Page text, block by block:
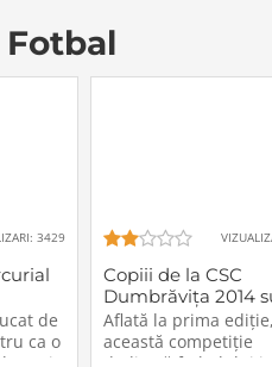
3429
de
ca o
Copiii de la CSC
Dumbrăvița 2014
vicecampionii Croco
Cup Tournament
Aflată la prima ediție,
această competiție